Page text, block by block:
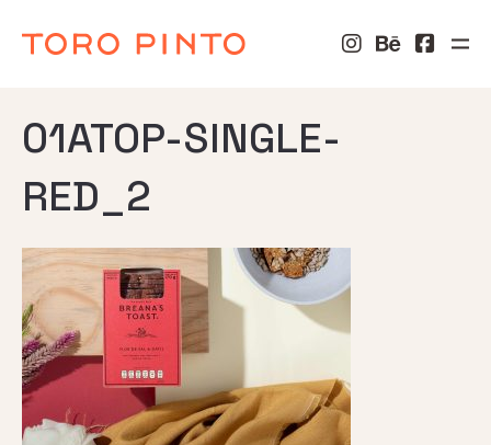
01ATOP-SINGLE-
RED_2